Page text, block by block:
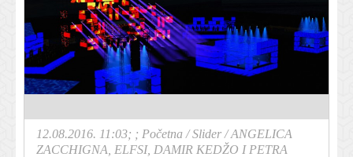
12.08.2016. 11:03; ; Početna /Slider /ANGELICA
ZACCHIGNA, ELFSI, DAMIR KEDŽO I PETRA